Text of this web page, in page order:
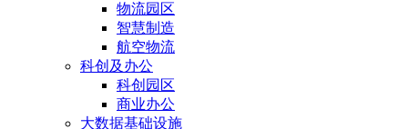
物流园区
智慧制造
航空物流
科创及办公
科创园区
商业办公
大数据基础设施